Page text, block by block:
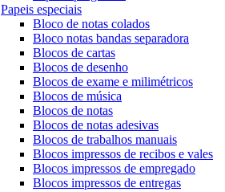
Papeis especiais
Bloco de notas colados
Bloco notas bandas separadora
Blocos de cartas
Blocos de desenho
Blocos de exame e milimétricos
Blocos de música
Blocos de notas
Blocos de notas adesivas
Blocos de trabalhos manuais
Blocos impressos de recibos e vales
Blocos impressos de empregado
Blocos impressos de entregas